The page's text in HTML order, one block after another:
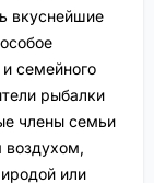
вкуснейшие
семейного
рыбалки
члены семьи
воздухом,
или